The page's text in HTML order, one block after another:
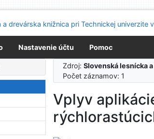
prístupnosti
Nastavenie účtu Pomoc
Zdroj:Slovenská lesnícka
Počet záznamov: 1
Vplyv